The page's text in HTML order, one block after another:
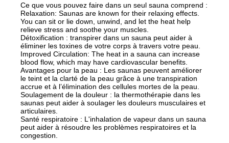
Ce que vous pouvez faire dans un seul sauna comprend :
Relaxation: Saunas are known for their relaxing effects.
You can sit or lie down, unwind, and let the heat help
relieve stress and soothe your muscles.
Détoxification : transpirer dans un sauna peut aider à
éliminer les toxines de votre corps à travers votre peau.
Improved Circulation: The heat in a sauna can increase
blood flow, which may have cardiovascular benefits.
Avantages pour la peau : Les saunas peuvent améliorer
le teint et la clarté de la peau grâce à une transpiration
accrue et à l’élimination des cellules mortes de la peau.
Soulagement de la douleur : la thermothérapie dans les
saunas peut aider à soulager les douleurs musculaires et
articulaires.
Santé respiratoire : L'inhalation de vapeur dans un sauna
peut aider à résoudre les problèmes respiratoires et la
congestion.